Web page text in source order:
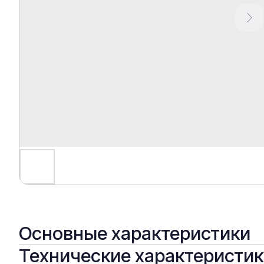
Основные характеристики
Технические